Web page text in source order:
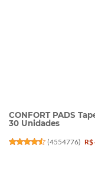
CONFORT PADS
30 Unidades
(4554776)